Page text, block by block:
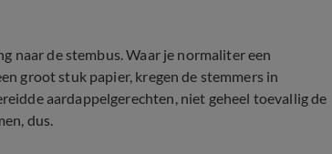
naar de stembus. Waar je normaliter een
groot stuk papier, kregen de stemmers in
aardappelgerechten, niet geheel toevallig de
dus.